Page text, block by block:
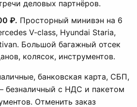
деловых партнёров.
₽. Просторный минивэн на 6
V-class, Hyundai Staria,
Большой багажный отсек
колясок, инструментов.
банковская карта, СБП,
безналичный с НДС и пакетом
Отменить заказ